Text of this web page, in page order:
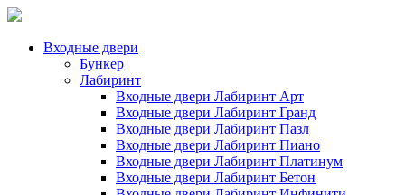
Входные двери
Бункер
Лабиринт
Входные двери Лабиринт Арт
Входные двери Лабиринт Гранд
Входные двери Лабиринт Пазл
Входные двери Лабиринт Пиано
Входные двери Лабиринт Платинум
Входные двери Лабиринт Бетон